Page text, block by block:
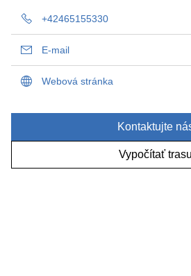
+42465155330
E-mail
Webová stránka
Kontaktujte
Vypočítať trasu